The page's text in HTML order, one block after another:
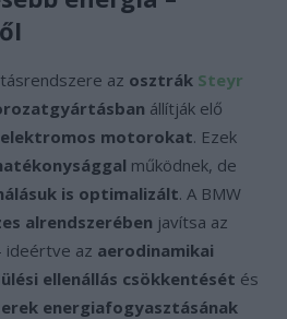
az osztrák Steyr
állítják elő
motorokat. Ezek
működnek, de
is optimalizált. A BMW
alrendszerében javítsa az
ideértve az aerodinamikai
ellenállás csökkentését és
energiafogyasztásának